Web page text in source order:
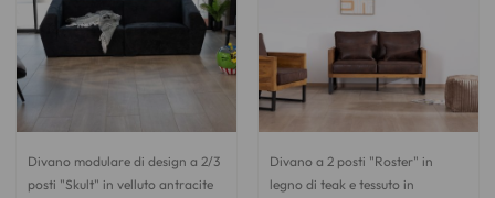
Divano modulare di design a 2/3
posti "Skult" in velluto antracite
Divano a 2 posti "Roster" in
legno di teak e tessuto in